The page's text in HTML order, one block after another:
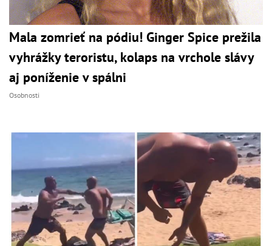
Mala zomrieť na pódiu! Ginger Spice prežila
vyhrážky teroristu, kolaps na vrchole slávy
aj poníženie v spálni
Osobnosti